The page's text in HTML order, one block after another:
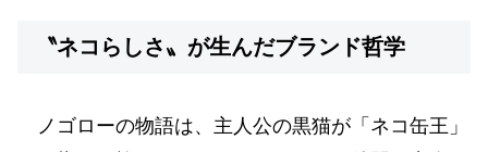
〝ネコらしさ〟が生んだブランド哲学
ノゴローの物語は、主人公の黒猫が「ネコ缶王」